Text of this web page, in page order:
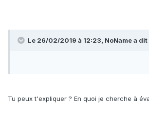
Le 26/02/2019 à 12:23, NoNamea dit
Tu peux t'expliquer ? En quoi je cherche à